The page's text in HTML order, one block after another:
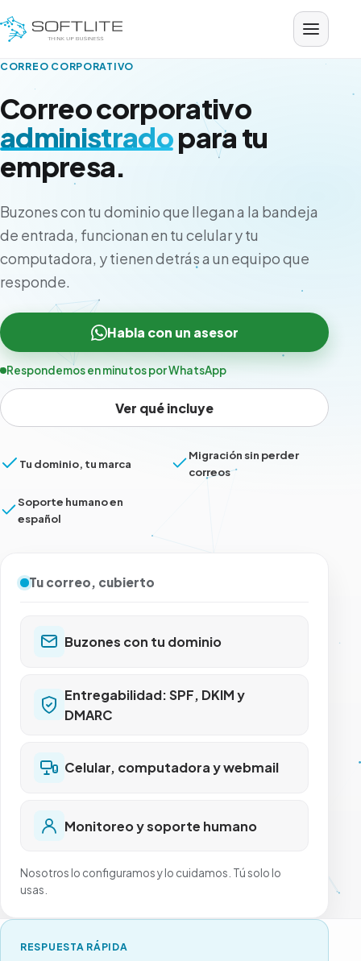
CORREO CORPORATIVO
Correo corporativo
administradopara tu
empresa.
Buzones con tu dominio que llegan a la bandeja
de entrada, funcionan en tu celular y tu
computadora, y tienen detrás a un equipo que
responde.
Habla con un asesor
Respondemos en minutos por WhatsApp
Ver qué incluye
Tu dominio, tu marca
Migración sin perder
correos
Soporte humano en
español
Tu correo, cubierto
Buzones con tu dominio
Entregabilidad: SPF, DKIM y
DMARC
Celular, computadora y webmail
Monitoreo y soporte humano
Nosotros lo configuramos y lo cuidamos. Tú solo lo
usas.
RESPUESTA RÁPIDA